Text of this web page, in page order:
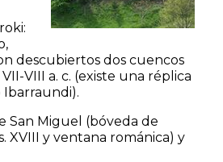
descubiertos dos cuencos
VIII a. c. (existe una réplica
Ibarraundi).
San Miguel (bóveda de
XVIII y ventana románica) y